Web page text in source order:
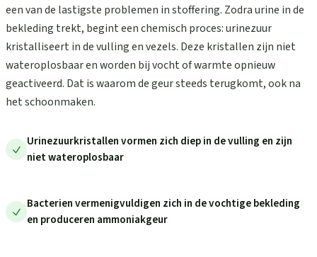
een van de lastigste problemen in stoffering. Zodra urine in de
bekleding trekt, begint een chemisch proces: urinezuur
kristalliseert in de vulling en vezels. Deze kristallen zijn niet
wateroplosbaar en worden bij vocht of warmte opnieuw
geactiveerd. Dat is waarom de geur steeds terugkomt, ook na
het schoonmaken.
Urinezuurkristallen vormen zich diep in de vulling en zijn
niet wateroplosbaar
Bacterien vermenigvuldigen zich in de vochtige bekleding
en produceren ammoniakgeur